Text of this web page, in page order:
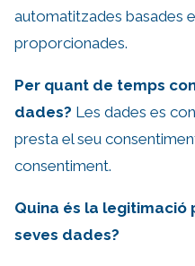
automatitzades basades
proporcionades.
Per quant de temps
dades? Les dades es
presta el seu
consentiment.
Quina és la
seves dades?